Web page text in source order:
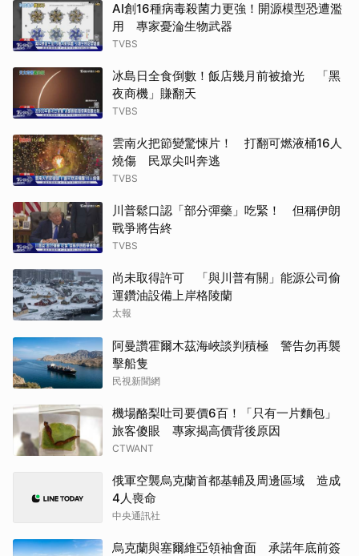
AI創16種病毒殺菌力更強！開源模型恐遭濫
用 專家憂淪生物武器
TVBS
冰島日全食倒數！飯店幾月前被搶光 「黑
夜商機」賺翻天
TVBS
雲南火把節變驚悚片！ 打翻可燃液桶16人
燒傷 民眾尖叫奔逃
TVBS
川普鬆口認「部分彈藥」吃緊！ 但稱伊朗
戰爭將告終
TVBS
尚未取得許可 「與川普有關」能源公司偷
運鑽油設備上岸格陵蘭
太報
阿曼讚霍爾木茲海峽談判積極 警告勿再襲
擊船隻
民視新聞網
機場酪梨吐司要價6百！「只有一片麵包」
旅客傻眼 專家揭高價背後原因
CTWANT
俄軍空襲烏克蘭首都基輔及周邊區域 造成
4人喪命
中央通訊社
烏克蘭與塞爾維亞領袖會面 承諾年底前簽